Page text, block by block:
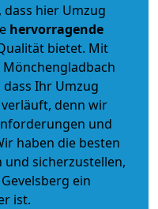
dass hier Umzug
hervorragende
bietet. Mit
dass Ihr Umzug
verläuft, denn wir
und
haben die besten
und sicherzustellen,
ein
ist.